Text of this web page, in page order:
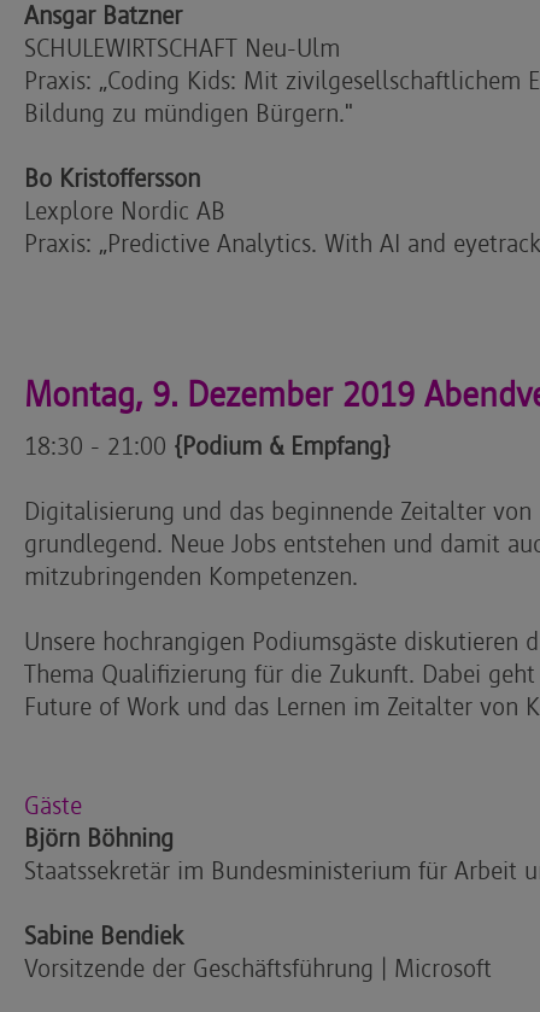
Ansgar Batzner
SCHULEWIRTSCHAFT Neu-Ulm
Praxis: „Coding Kids: Mit zivilgesellschaftlichem
Bildung zu mündigen Bürgern."
Bo Kristoffersson
Lexplore Nordic AB
Praxis: „Predictive Analytics. With AI and
Montag, 9. Dezember 2019
18:30 - 21:00 {Podium & Empfang}
Digitalisierung und das beginnende Zeitalter
grundlegend. Neue Jobs entstehen und damit
mitzubringenden Kompetenzen.
Unsere hochrangigen Podiumsgäste diskutieren
Thema Qualifizierung für die Zukunft. Dabei
Future of Work und das Lernen im Zeitalter von
Gäste
Björn Böhning
Staatssekretär im Bundesministerium für Arbeit
Sabine Bendiek
Vorsitzende der Geschäftsführung | Microsoft